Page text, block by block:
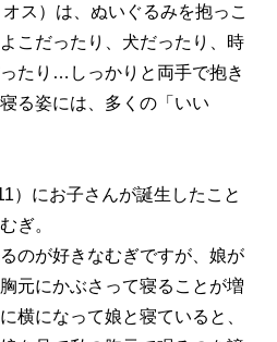
ス）は、ぬいぐるみを抱っこ
こだったり、犬だったり、時
たり…しっかりと両手で抱き
る姿には、多くの「いい
）にお子さんが誕生したこと
ぎ。
のが好きなむぎですが、娘が
元にかぶさって寝ることが増
横になって娘と寝ていると、